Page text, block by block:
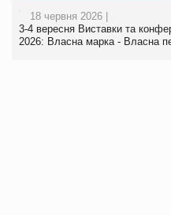
18 червня 2026 |
3-4 вересня Виставки та
2026: Власна марка - Власна